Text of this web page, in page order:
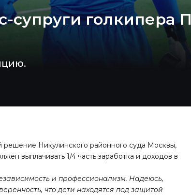
супруги
решение Никулинского районного суда Москвы,
выплачивать 1/4 часть заработка и доходов в
и профессионализм. Надеюсь,
что дети находятся под защитой